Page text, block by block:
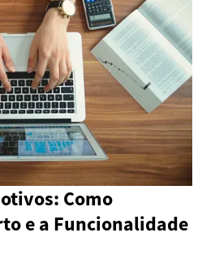
Como
e a Funcionalidade